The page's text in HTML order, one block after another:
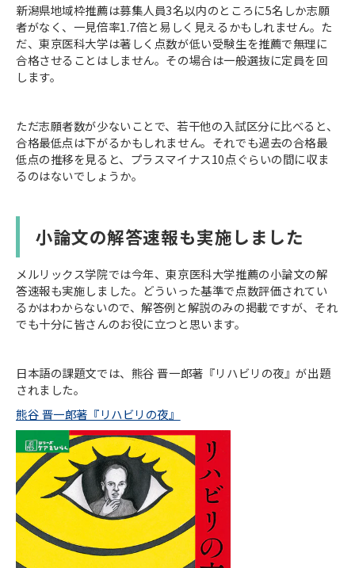
新潟県地域枠推薦は募集人員3名以内のところに5名しか志願
者がなく、一見倍率1.7倍と易しく見えるかもしれません。た
だ、東京医科大学は著しく点数が低い受験生を推薦で無理に
合格させることはしません。その場合は一般選抜に定員を回
します。
ただ志願者数が少ないことで、若干他の入試区分に比べると、
合格最低点は下がるかもしれません。それでも過去の合格最
低点の推移を見ると、プラスマイナス10点ぐらいの間に収ま
るのはないでしょうか。
小論文の解答速報も実施しました
メルリックス学院では今年、東京医科大学推薦の小論文の解
答速報も実施しました。どういった基準で点数評価されてい
るかはわからないので、解答例と解説のみの掲載ですが、それ
でも十分に皆さんのお役に立つと思います。
日本語の課題文では、熊谷 晋一郎著『リハビリの夜』が出題
されました。
熊谷 晋一郎著『リハビリの夜』